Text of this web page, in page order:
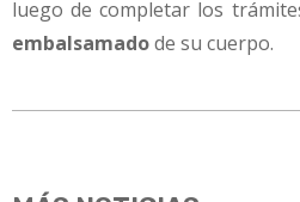
luego de completar los
embalsamadode su cuerpo.